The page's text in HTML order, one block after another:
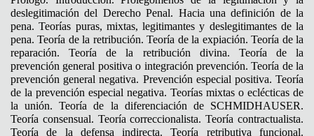
deslegitimación del Derecho Penal. Hacia una definición de la
pena. Teorías puras, mixtas, legitimantes y deslegitimantes de la
pena. Teoría de la retribución. Teoría de la expiación. Teoría de la
reparación. Teoría de la retribución divina. Teoría de la
prevención general positiva o integración prevención. Teoría de la
prevención general negativa. Prevención especial positiva. Teoría
de la prevención especial negativa. Teorías mixtas o eclécticas de
la unión. Teoría de la diferenciación de SCHMIDHAUSER.
Teoría consensual. Teoría correccionalista. Teoría contractualista.
Teoría de la defensa indirecta. Teoría retributiva funcional.